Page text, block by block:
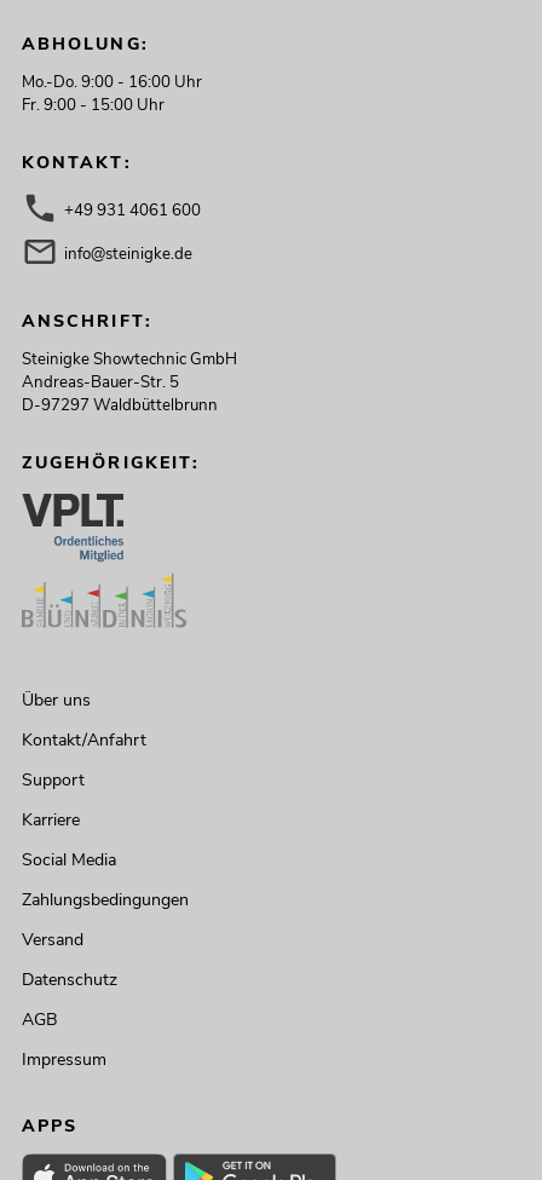
ABHOLUNG:
Mo.-Do. 9:00 - 16:00 Uhr
Fr. 9:00 - 15:00 Uhr
KONTAKT:
+49 931 4061 600
info@steinigke.de
ANSCHRIFT:
Steinigke Showtechnic GmbH
Andreas-Bauer-Str. 5
D-97297 Waldbüttelbrunn
ZUGEHÖRIGKEIT:
Über uns
Kontakt/Anfahrt
Support
Karriere
Social Media
Zahlungsbedingungen
Versand
Datenschutz
AGB
Impressum
APPS